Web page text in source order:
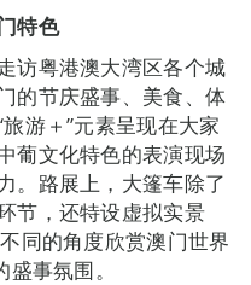
特色
访粤港澳大湾区各个城
的节庆盛事、美食、体
游＋”元素呈现在大家
葡文化特色的表演现场
。路展上，大篷车除了
节，还特设虚拟实景
同的角度欣赏澳门世界
事氛围。